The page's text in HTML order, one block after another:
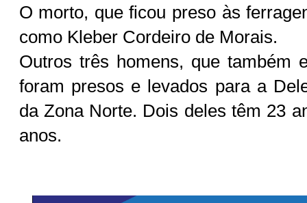
O morto, que ficou preso às
como Kleber Cordeiro de Morais.
Outros três homens, que também
foram presos e levados para a
da Zona Norte. Dois deles têm 23
anos.